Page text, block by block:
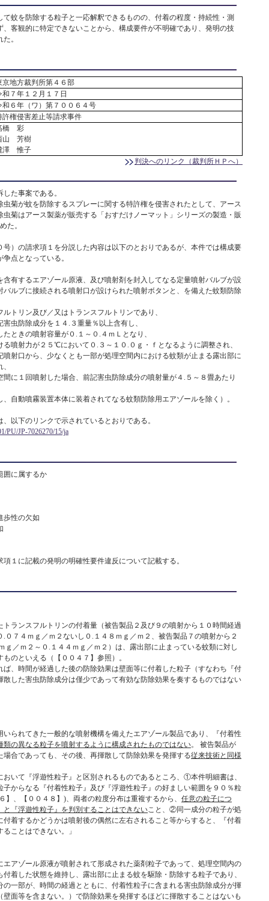
蚊を防除する粒子と一応解釈できるものの、付着の程度・持続性・測
客観的に特定できないことから、構成要件が不明確であり、発明の技
。
京地方裁判所第４６部
和７年１２月１７日
和６年（ワ）第７００６４号
許権侵害差止等請求事件
橋 彩
山 芳樹
澤 惟子
判決へのリンク（裁判所ＨＰへ）
た事案である。
菊が蚊を防除するスプレーに関する特許権を侵害されたとして、アース
菊はアース製薬が販売する「おすだけノーマット」シリーズの製造・販
た。
）の請求項１を分説した内容は以下のとおりであるが、本件では構成要
点となっている。
有するエアゾール原液、及び噴射剤を封入してなる定量噴射バルブが設
ルブに接続される噴射口が設けられた噴射ボタンと、を備えた蚊類防除
トリン及び／又はトランスフルトリンであり、
虫防除成分を１４.３重量％以上含有し、
ときの噴射容量が０.１～０.４ｍＬとなり、
噴射力が２５℃において０.３～１０.０ｇ・ｆとなるように調整され、
射口から、少なくとも一部が処理空間内における蚊類が止まる露出部に
に１回噴射した場合、前記害虫防除成分の噴射量が４.５～８畳あたり
自動噴霧装置本体に装着されてなる蚊類防除用エアゾールを除く）。
以下のリンクで示されているとおりである。
PU/JP-7026270/15/ja
囲に属するか
歩性の欠如
１に記載の発明の明確性要件違反について記載する。
ランスフルトリンの付着量（被告製品２及び９の噴射から１０時間経過
０７４ｍｇ／ｍ２ないし０.１４８ｍｇ／ｍ２、被告製品７の噴射から２
ｇ／ｍ２～０.１４４ｍｇ／ｍ２）は、露出部に止まっている蚊類に対し
のといえる（【００４７】参照）。
、時間が経過した後の防除効果は壁面等に付着した粒子（すなわち『付
した害虫防除成分は僅少であって有効な防除効果を奏するものではない
られてきた一般的な噴射機構を備えたエアゾール製品であり、『付着性
類の異なる粒子を噴射するように構成されたものではない。 被告製品が
合であっても、その後、再揮散して防除効果を発揮する従来技術と同様
いて『浮遊性粒子』と区別されるものであるところ、①本件明細書は、
からなる『付着性粒子』及び『浮遊性粒子』の好ましい範囲を９０％粒
】、【００４８】)、両者の粒度分布は重複するから、 任意の粒子につ
『浮遊性粒子』を判別することはできないこと、②同一成分の粒子が処
着するかどうかは噴射後の偶然に左右されること等からすると、『付着
ことはできない。」
アゾール原液が噴射されて形成された薬剤粒子であって、処理空間内の
着した状態を維持し、露出部に止まる蚊を駆除・防除する粒子であり、
一部が、時間の経過とともに、付着性粒子に含まれる害虫防除成分が揮
面等を含まない。）で防除効果を発揮するほどに揮散することはないも